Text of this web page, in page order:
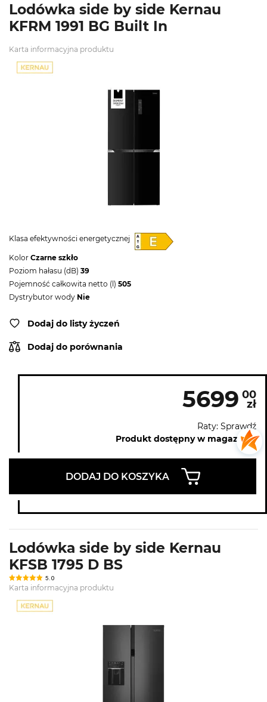
Lodówka side by side Kernau
KFRM 1991 BG Built In
Karta informacyjna produktu
Klasa efektywności energetycznej
Kolor Czarne szkło
Poziom hałasu (dB) 39
Pojemność całkowita netto (l) 505
Dystrybutor wody Nie
Dodaj do listy życzeń
Dodaj do porównania
5699 00
zł
Raty: Sprawdź
Produkt dostępny w magazynie
DODAJ DO KOSZYKA
Lodówka side by side Kernau
KFSB 1795 D BS
5.0
Karta informacyjna produktu